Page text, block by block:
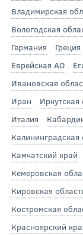
Владимирская
Вологодская
Германия
Греция
Еврейская АО
Ивановская
Иран
Иркутская
Италия
Калининградская
Камчатский край
Кемеровская
Кировская
Костромская
Красноярский